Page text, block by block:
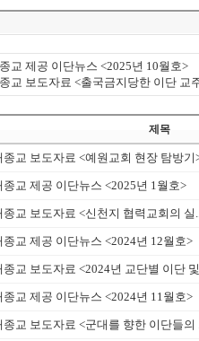
교 제공 이단뉴스 <2025년 10월호>
교 보도자료 <출국금지당한 이단 교
제목
종교 보도자료 <예원교회 현장 탐방기
종교 제공 이단뉴스 <2025년 1월호>
종교 보도자료 <신천지 협력교회의 실
종교 제공 이단뉴스 <2024년 12월호>
종교 보도자료 <2024년 교단별 이단
종교 제공 이단뉴스 <2024년 11월호>
종교 보도자료 <군대를 향한 이단들의